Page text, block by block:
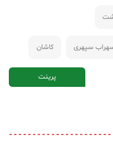
سپهری کاشان
پرینت